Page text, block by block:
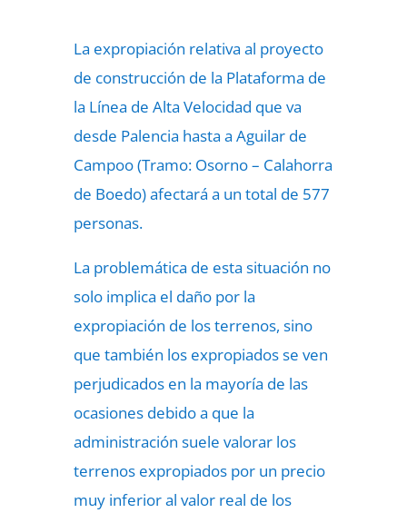
La expropiación relativa al proyecto
de construcción de la Plataforma de
la Línea de Alta Velocidad que va
desde Palencia hasta a Aguilar de
Campoo (Tramo: Osorno – Calahorra
de Boedo) afectará a un total de 577
personas.
La problemática de esta situación no
solo implica el daño por la
expropiación de los terrenos, sino
que también los expropiados se ven
perjudicados en la mayoría de las
ocasiones debido a que la
administración suele valorar los
terrenos expropiados por un precio
muy inferior al valor real de los